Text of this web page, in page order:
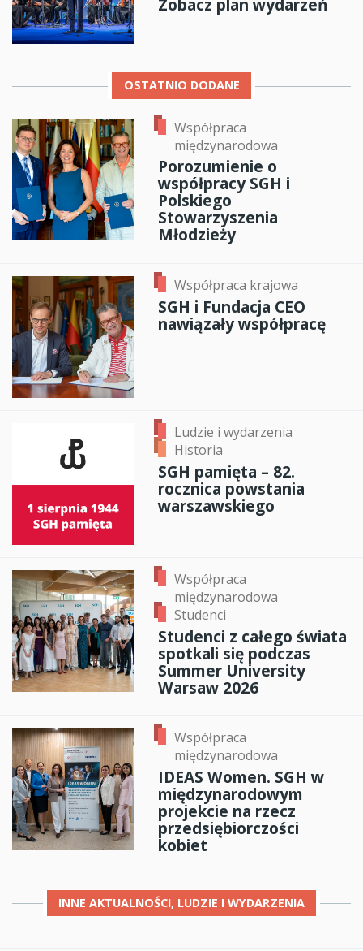
Zobacz plan wydarzeń
OSTATNIO DODANE
Współpraca
międzynarodowa
Porozumienie o
współpracy SGH i
Polskiego
Stowarzyszenia
Młodzieży
Współpraca krajowa
SGH i Fundacja CEO
nawiązały współpracę
Ludzie i wydarzenia
Historia
SGH pamięta – 82.
rocznica powstania
warszawskiego
Współpraca
międzynarodowa
Studenci
Studenci z całego świata
spotkali się podczas
Summer University
Warsaw 2026
Współpraca
międzynarodowa
IDEAS Women. SGH w
międzynarodowym
projekcie na rzecz
przedsiębiorczości
kobiet
INNE AKTUALNOŚCI, LUDZIE I WYDARZENIA